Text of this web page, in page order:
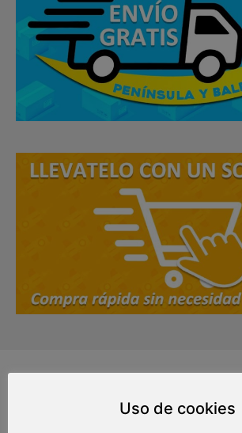
¡RegalosUso de cookies